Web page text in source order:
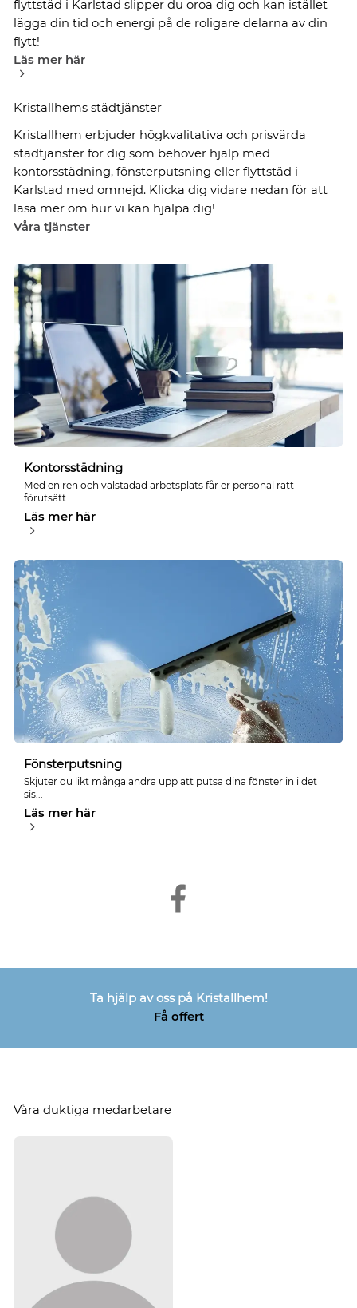
flyttstäd i Karlstad slipper du oroa dig och kan istället
lägga din tid och energi på de roligare delarna av din
flytt!
Läs mer här
Kristallhems städtjänster
Kristallhem erbjuder högkvalitativa och prisvärda
städtjänster för dig som behöver hjälp med
kontorsstädning, fönsterputsning eller flyttstäd i
Karlstad med omnejd. Klicka dig vidare nedan för att
läsa mer om hur vi kan hjälpa dig!
Våra tjänster
Kontorsstädning
Med en ren och välstädad arbetsplats får er personal rätt
förutsätt...
Läs mer här
Fönsterputsning
Skjuter du likt många andra upp att putsa dina fönster in i det
sis...
Läs mer här
Ta hjälp av oss på Kristallhem!
Få offert
Våra duktiga medarbetare